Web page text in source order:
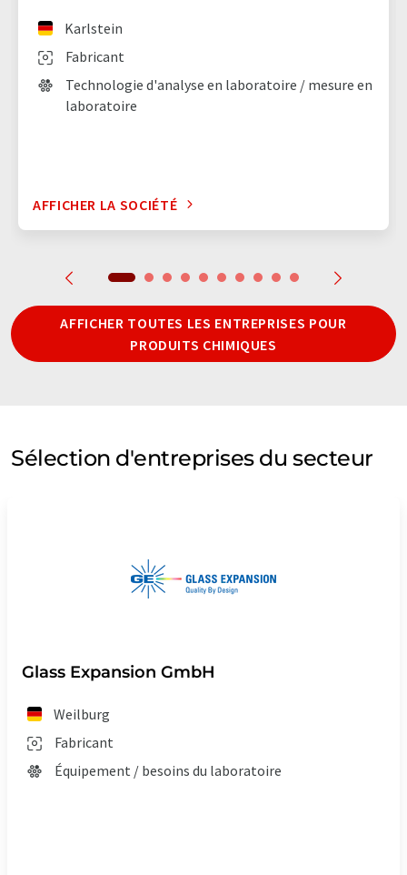
Fabricant
Karlstein
Technologie d'analyse en laboratoire / mesure en
laboratoire
AFFICHER LA SOCIÉTÉ
AFFICHER TOUTES LES ENTREPRISES POUR
PRODUITS CHIMIQUES
Sélection d'entreprises du secteur
Glass Expansion GmbH
Weilburg
Fabricant
Équipement / besoins du laboratoire